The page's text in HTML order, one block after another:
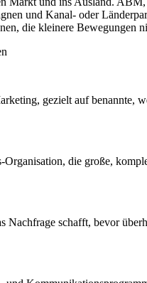
und Kanal- oder
die kleinere Bewegungen
gezielt auf benannte,
Organisation, die große,
Nachfrage schafft, bevor